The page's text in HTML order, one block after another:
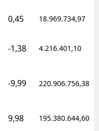
0,45 18.969.734,97
-1,38 4.216.401,10
-9,99 220.906.756,38
9,98 195.380.644,60